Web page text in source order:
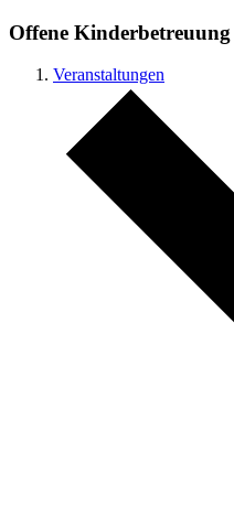
Offene Kinderbetreuung
Veranstaltungen